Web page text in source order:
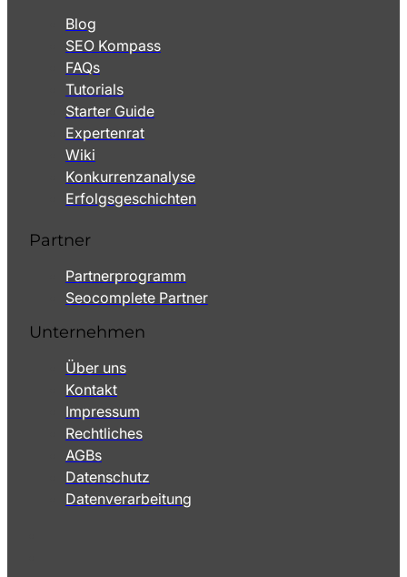
Blog
SEO Kompass
FAQs
Tutorials
Starter Guide
Expertenrat
Wiki
Konkurrenzanalyse
Erfolgsgeschichten
Partner
Partnerprogramm
Seocomplete Partner
Unternehmen
Über uns
Kontakt
Impressum
Rechtliches
AGBs
Datenschutz
Datenverarbeitung